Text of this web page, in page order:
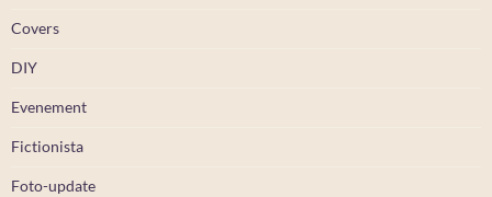
Covers
DIY
Evenement
Fictionista
Foto-update